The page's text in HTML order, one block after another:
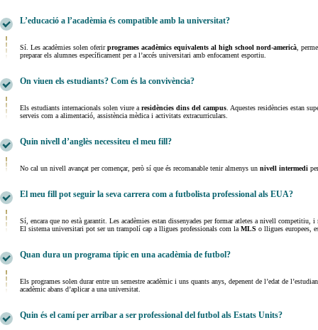
L’educació a l’acadèmia és compatible amb la universitat?
Sí. Les acadèmies solen oferirprogrames acadèmics equivalents al high school nord-americà ,
preparar els alumnes específicament per a l’accés universitari amb enfocament esportiu.
On viuen els estudiants? Com és la convivència?
Els estudiants internacionals solen viure a residències dins del campus . Aquestes residències estan
serveis com a alimentació, assistència mèdica i activitats extracurriculars.
Quin nivell d’anglès necessiteu el meu fill?
No cal un nivell avançat per començar, però sí que és recomanable tenir almenys un nivell intermedi
El meu fill pot seguir la seva carrera com a futbolista professional als EUA?
Sí, encara que no està garantit. Les acadèmies estan dissenyades per formar atletes a nivell
El sistema universitari pot ser un trampolí cap a lligues professionals com la MLS o lligues europees,
Quan dura un programa típic en una acadèmia de futbol?
Els programes solen durar entre un semestre acadèmic i uns quants anys, depenent de l’edat de
acadèmic abans d’aplicar a una universitat.
Quin és el camí per arribar a ser professional del futbol als Estats Units?